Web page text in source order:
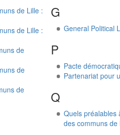
de Lille :
de Lille :
de
de
de
G
General Political
P
Pacte
Partenariat pour
Q
Quels préalables
des communs de